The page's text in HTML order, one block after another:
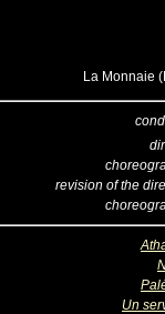
La Monnaie
revision of the
Un